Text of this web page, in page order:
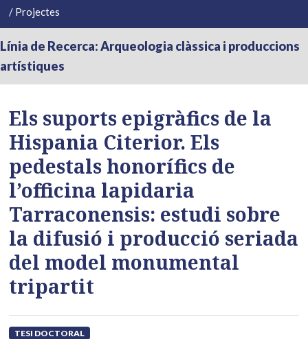
/ Projectes
Línia de Recerca: Arqueologia clàssica i produccions
artístiques
Els suports epigràfics de la
Hispania Citerior. Els
pedestals honorífics de
l’officina lapidaria
Tarraconensis: estudi sobre
la difusió i producció seriada
del model monumental
tripartit
TESI DOCTORAL